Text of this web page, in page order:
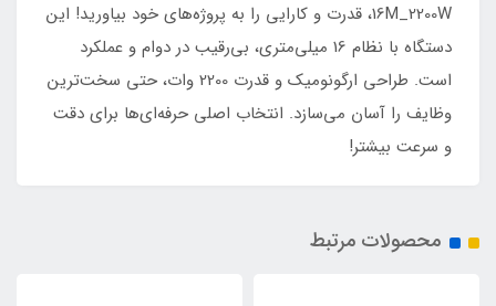
16M_2200W، قدرت و کارایی را به پروژه‌های خود بیاورید! این
دستگاه با نظام 16 میلی‌متری، بی‌رقیب در دوام و عملکرد
است. طراحی ارگونومیک و قدرت 2200 وات، حتی سخت‌ترین
وظایف را آسان می‌سازد. انتخاب اصلی حرفه‌ای‌ها برای دقت
و سرعت بیشتر!
محصولات مرتبط